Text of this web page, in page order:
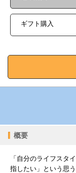
ギフト購入
概要
「自分のライフスタ
指したい」という思